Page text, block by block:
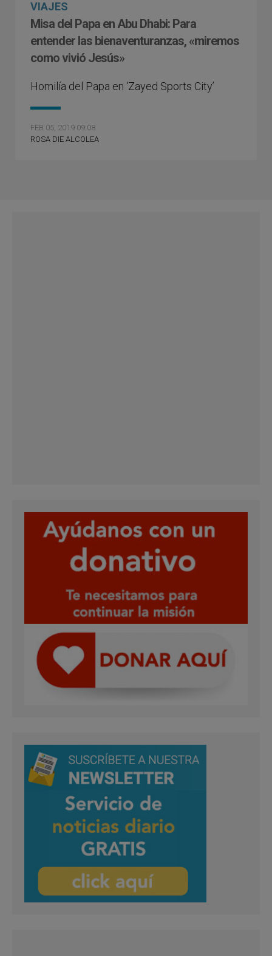
VIAJES
Misa del Papa en Abu Dhabi: Para
entender las bienaventuranzas, «miremos
como vivió Jesús»
Homilía del Papa en ‘Zayed Sports City’
FEB 05, 2019 09:08
ROSA DIE ALCOLEA